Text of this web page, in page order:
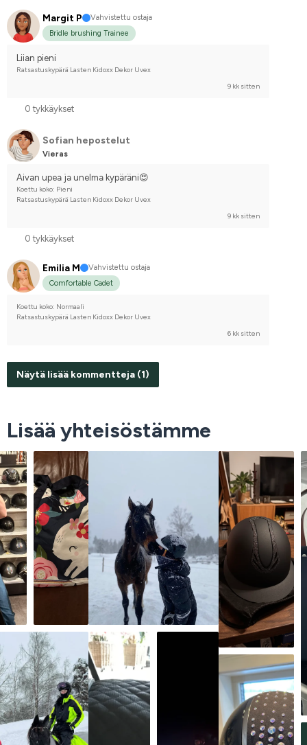
Margit P
Vahvistettu ostaja
Bridle brushing Trainee
Liian pieni
Ratsastuskypärä Lasten Kidoxx Dekor Uvex
9 kk sitten
0 tykkäykset
Sofian hepostelut
Vieras
Aivan upea ja unelma kypäräni😍
Koettu koko: Pieni
Ratsastuskypärä Lasten Kidoxx Dekor Uvex
9 kk sitten
0 tykkäykset
Emilia M
Vahvistettu ostaja
Comfortable Cadet
Koettu koko: Normaali
Ratsastuskypärä Lasten Kidoxx Dekor Uvex
6 kk sitten
Näytä lisää kommentteja (1)
Lisää yhteisöstämme